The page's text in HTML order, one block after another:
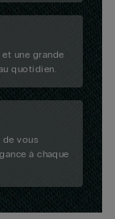
une grande
quotidien.
vous
à chaque